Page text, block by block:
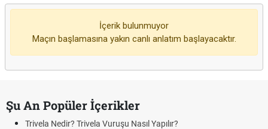
İçerik bulunmuyor
Maçın başlamasına yakın canlı anlatım başlayacaktır.
Şu An Popüler İçerikler
Trivela Nedir? Trivela Vuruşu Nasıl Yapılır?